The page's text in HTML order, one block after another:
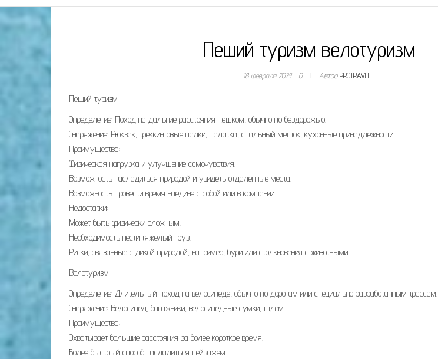
Пеший туризм велотуризм
18 февраля 2024 0 АвторPROTRAVEL
Пеший туризм
Определение: Поход на дальние расстояния пешком, обычно по бездорожью.
Снаряжение: Рюкзак, треккинговые палки, палатка, спальный мешок, кухонные принадлежности.
Преимущества:
Физическая нагрузка и улучшение самочувствия.
Возможность насладиться природой и увидеть отдаленные места.
Возможность провести время наедине с собой или в компании.
Недостатки:
Может быть физически сложным.
Необходимость нести тяжелый груз.
Риски, связанные с дикой природой, например, бури или столкновения с животными.
Велотуризм
Определение: Длительный поход на велосипеде, обычно по дорогам или специально разработанным трассам.
Снаряжение: Велосипед, багажники, велосипедные сумки, шлем.
Преимущества:
Охватывает большие расстояния за более короткое время.
Более быстрый способ насладиться пейзажем.